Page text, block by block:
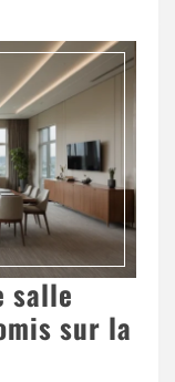
salle
sur la